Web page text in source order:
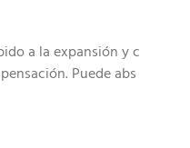
a la expansión y c
Puede abs